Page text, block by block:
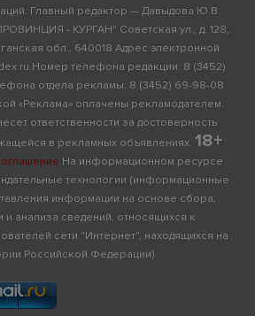
Главный редактор — Давыдова Ю.В.
- КУРГАН" Советская ул., д. 128,
обл., 640018 Адрес электронной
Номер телефона редакции: 8 (3452)
отдела рекламы: 8 (3452) 69-98-08
«Реклама» оплачены рекламодателем.
ответственности за достоверность
в рекламных объявлениях. 18+
На информационном ресурсе
технологии (информационные
информации на основе сбора,
и анализа сведений, относящихся к
сети "Интернет", находящихся на
Российской Федерации)